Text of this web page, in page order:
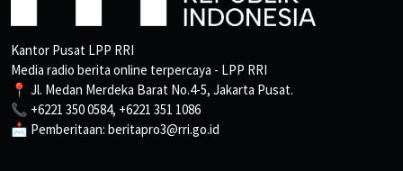
Kantor Pusat LPP RRI
Media radio berita online terpercaya - LPP RRI
📍 Jl. Medan Merdeka Barat No.4-5, Jakarta Pusat.
📞 +6221 350 0584, +6221 351 1086
📩 Pemberitaan: beritapro3@rri.go.id